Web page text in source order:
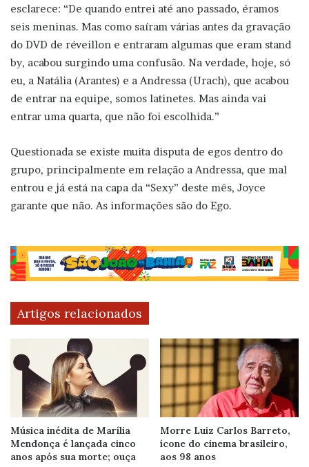
esclarece: “De quando entrei até ano passado, éramos
seis meninas. Mas como saíram várias antes da gravação
do DVD de réveillon e entraram algumas que eram stand
by, acabou surgindo uma confusão. Na verdade, hoje, só
eu, a Natália (Arantes) e a Andressa (Urach), que acabou
de entrar na equipe, somos latinetes. Mas ainda vai
entrar uma quarta, que não foi escolhida.”
Questionada se existe muita disputa de egos dentro do
grupo, principalmente em relação a Andressa, que mal
entrou e já está na capa da “Sexy” deste mês, Joyce
garante que não. As informações são do Ego.
Artigos relacionados
Música inédita de Marília
Mendonça é lançada cinco
anos após sua morte; ouça
Morre Luiz Carlos Barreto,
ícone do cinema brasileiro,
aos 98 anos